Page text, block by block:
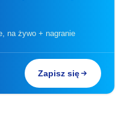
na żywo + nagranie
Zapisz się